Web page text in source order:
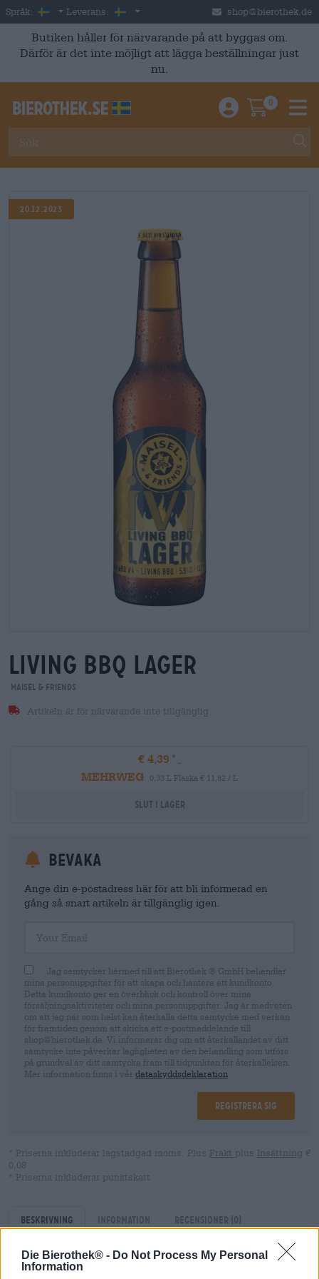
Die Bierothek® - Do Not Process My Personal
Information
Skip to main content
Språk: Swedish
Leverans: Sverige shop@bierothek.de
Butiken håller för närvarande på att byggas om.
Därför är det inte möjligt att lägga beställningar just
nu.
Einloggen /
0
20.12.2023
living bbq lager
Maisel & Friends
Artikeln är för närvarande inte tillgänglig
€ 4,39
MEHRWEG
0,33 L Flaska € 11,82 / L
Slut i lager
Bevaka
Ange din e-postadress här för att bli informerad en
gång så snart artikeln är tillgänglig igen.
Jag samtycker härmed till att Bierothek ® GmbH behandlar
mina personuppgifter för att skapa och hantera ett kundkonto.
Detta kundkonto ger en överblick och kontroll över mina
försäljningsaktiviteter och mina personuppgifter. Jag är medveten
om att jag när som helst kan återkalla detta samtycke med verkan
för framtiden genom att skicka ett e-postmeddelande till
shop@bierothek.de. Vi informerar dig om att återkallandet av ditt
samtycke inte påverkar lagligheten av den behandling som utförs
på grundval av ditt samtycke fram till tidpunkten för återkallelsen.
Mer information finns i vår dataskyddsdeklaration
Registrera sig
* Priserna inkluderar lagstadgad moms. Plus Frakt plus Insättning €
0,08
* Priserna inkluderar punktskatt
Beskrivning Information Recensioner (0)
Grillning och öl är ett absolut drömlag: leker med elden,